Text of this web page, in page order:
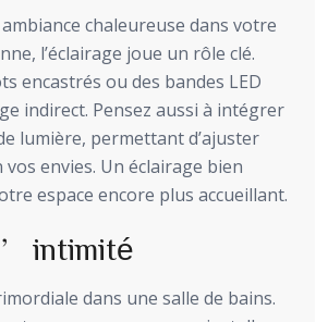
chaleureuse dans votre
l’éclairage joue un rôle clé.
encastrés ou des bandes LED
indirect. Pensez aussi à intégrer
lumière, permettant d’ajuster
vos envies. Un éclairage bien
espace encore plus accueillant.
l’intimité
dans une salle de bains.